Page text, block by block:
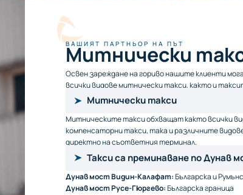
ВАШИЯТ ПАРТНЬОР НА ПЪТ
Митнически
Освен зареждане на гориво нашите клиенти
всички видове митнически такси, както и
Митнически такси
Митническите такси обхващат както всички
компенсаторни такси, така и различните
директно на съответния терминал.
Такси са преминаване по Дунав
Дунав мост Видин-Калафат:Българска и
Дунав мост Русе-Гюргево:Българска граница